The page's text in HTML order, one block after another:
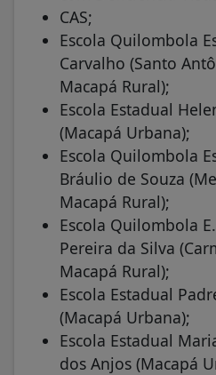
CAS;
Escola Quilombola
Carvalho (Santo
Macapá Rural);
Escola Estadual
(Macapá Urbana);
Escola Quilombola
Bráulio de Souza
Macapá Rural);
Escola Quilombola
Pereira da Silva
Macapá Rural);
Escola Estadual
(Macapá Urbana);
Escola Estadual
dos Anjos (Macapá